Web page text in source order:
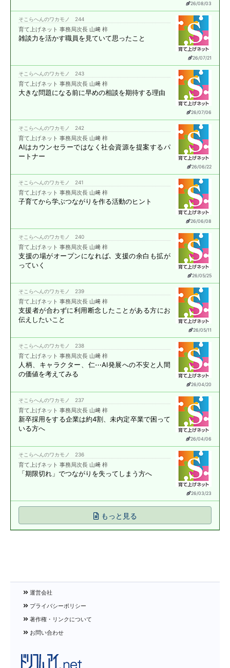
26/08/03
26/07/21
そこらへんのワカモノ 244
育て上げネット 事務局次長 山﨑 梓
雑談力を活かす職員を見ていて思ったこと
26/07/06
そこらへんのワカモノ 243
育て上げネット 事務局次長 山﨑 梓
大きな問題になる前に早めの相談を期待する理由
26/06/22
そこらへんのワカモノ 242
育て上げネット 事務局次長 山﨑 梓
AIはカウンセラーではなく社会資源を提案するパ
ートナー
26/06/08
そこらへんのワカモノ 241
育て上げネット 事務局次長 山﨑 梓
子育てから学ぶつながりを作る活動のヒント
26/05/25
そこらへんのワカモノ 240
育て上げネット 事務局次長 山﨑 梓
支援の場がオープンになれば､支援の余白も拡が
っていく
26/05/11
そこらへんのワカモノ 239
育て上げネット 事務局次長 山﨑 梓
支援者が合わずに利用断念したことがある方にお
伝えしたいこと
26/04/20
そこらへんのワカモノ 238
育て上げネット 事務局次長 山﨑 梓
人柄、キャラクター、仁⋯AI発展への不安と 人間
の価値を考えてみる
26/04/06
そこらへんのワカモノ 237
育て上げネット 事務局次長 山﨑 梓
新卒採用をする企業は約4割、未内定卒業で困って
いる方へ
26/03/23
そこらへんのワカモノ 236
育て上げネット 事務局次長 山﨑 梓
「期限切れ」でつながりを失ってしまう方へ
もっと見る
運営会社
プライバシーポリシー
著作権・リンクについて
お問い合わせ